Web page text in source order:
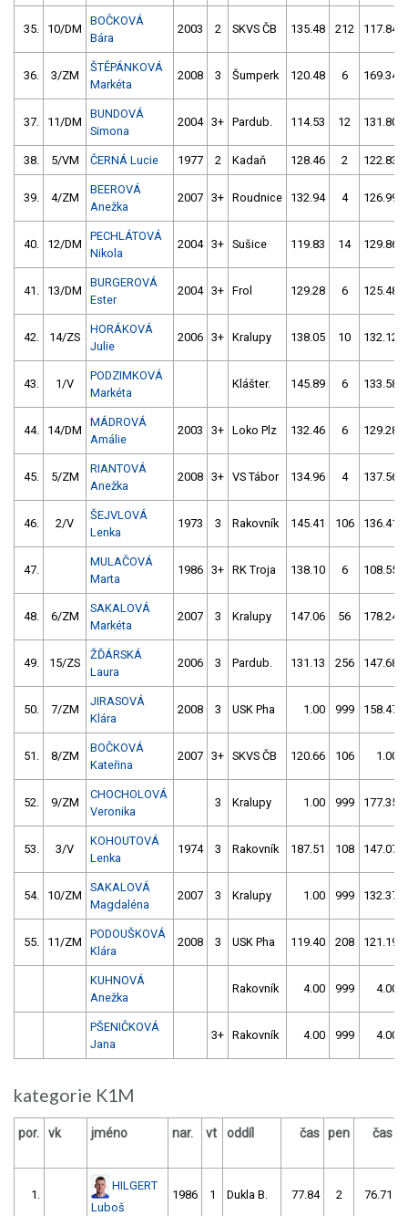
35. 10/DM
BOČKOVÁ
Bára
2003 2 SKVS ČB 135.48 212 117.84
36. 3/ZM
ŠTĚPÁNKOVÁ
Markéta
2008 3 Šumperk 120.48 6 169.34
37. 11/DM
BUNDOVÁ
Simona
2004 3+ Pardub. 114.53 12 131.80
38. 5/VM ČERNÁ Lucie 1977 2 Kadaň 128.46 2 122.83
39. 4/ZM
BEEROVÁ
Anežka
2007 3+ Roudnice 132.94 4 126.99
40. 12/DM
PECHLÁTOVÁ
Nikola
2004 3+ Sušice 119.83 14 129.86
41. 13/DM
BURGEROVÁ
Ester
2004 3+ Frol 129.28 6 125.48
42. 14/ZS
HORÁKOVÁ
Julie
2006 3+ Kralupy 138.05 10 132.12
43. 1/V
PODZIMKOVÁ
Markéta
Klášter. 145.89 6 133.58
44. 14/DM
MÁDROVÁ
Amálie
2003 3+ Loko Plz 132.46 6 129.28
45. 5/ZM
RIANTOVÁ
Anežka
2008 3+ VS Tábor 134.96 4 137.56
46. 2/V
ŠEJVLOVÁ
Lenka
1973 3 Rakovník 145.41 106 136.41
47.
MULAČOVÁ
Marta
1986 3+ RK Troja 138.10 6 108.55
48. 6/ZM
SAKALOVÁ
Markéta
2007 3 Kralupy 147.06 56 178.24
49. 15/ZS
ŽĎÁRSKÁ
Laura
2006 3 Pardub. 131.13 256 147.68
50. 7/ZM
JIRASOVÁ
Klára
2008 3 USK Pha 1.00 999 158.47
51. 8/ZM
BOČKOVÁ
Kateřina
2007 3+ SKVS ČB 120.66 106 1.00
52. 9/ZM
CHOCHOLOVÁ
Veronika
3 Kralupy 1.00 999 177.35
53. 3/V
KOHOUTOVÁ
Lenka
1974 3 Rakovník 187.51 108 147.07
54. 10/ZM
SAKALOVÁ
Magdaléna
2007 3 Kralupy 1.00 999 132.37
55. 11/ZM
PODOUŠKOVÁ
Klára
2008 3 USK Pha 119.40 208 121.19
KUHNOVÁ
Anežka
Rakovník 4.00 999 4.00
PŠENIČKOVÁ
Jana
3+ Rakovník 4.00 999 4.00
kategorie K1M
por. vk jméno nar. vt oddíl čas pen čas
1.
HILGERT
Luboš
1986 1 Dukla B. 77.84 2 76.71